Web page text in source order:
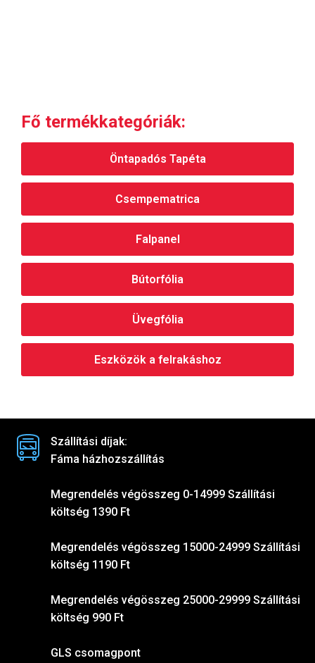
Fő termékkategóriák:
Öntapadós Tapéta
Csempematrica
Falpanel
Bútorfólia
Üvegfólia
Eszközök a felrakáshoz
Szállítási díjak:
Fáma házhozszállítás
Megrendelés végösszeg 0-14999 Szállítási
költség 1390 Ft
Megrendelés végösszeg 15000-24999 Szállítási
költség 1190 Ft
Megrendelés végösszeg 25000-29999 Szállítási
költség 990 Ft
GLS csomagpont